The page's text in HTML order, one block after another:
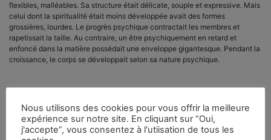
flexibles, malléables. Sa structure était délicate, souple et expressive. Mais
celui dont la spiritualité était moins développée avait des formes
grossières, lourdes. Le progrès psychique contractait les membres et
rapetissait la taille. Au contraire, un être psychiquement en retard et
enfoncé dans la matière possédait une enveloppe gigantesque. Pendant la
croissance, le corps se développait selon sa nature psychique.
Nous utilisons des cookies pour vous offrir la meilleure
expérience sur notre site. En cliquant sur “Oui,
j'accepte”, vous consentez à l'utiisation de tous les